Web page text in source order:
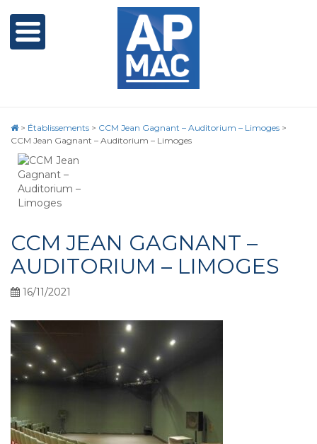
> Établissements > CCM Jean Gagnant – Auditorium – Limoges >
CCM Jean Gagnant – Auditorium – Limoges
CCM JEAN GAGNANT –
AUDITORIUM – LIMOGES
16/11/2021